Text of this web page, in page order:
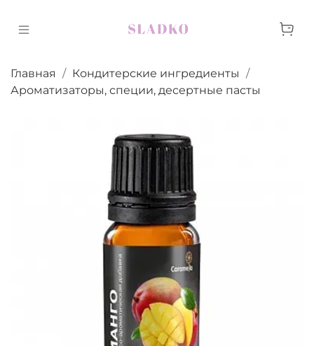
Главная
Кондитерские ингредиенты
Ароматизаторы, специи, десертные пасты